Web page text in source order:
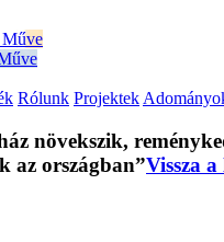
Műve
Rólunk Projektek
növekszik,
az országban”Vissza